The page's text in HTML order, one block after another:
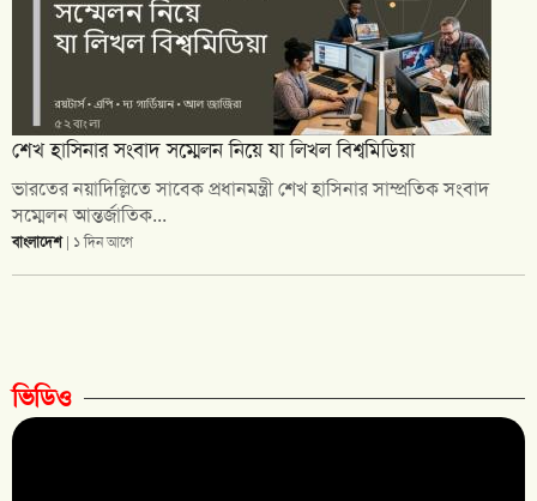
শেখ হাসিনার সংবাদ সম্মেলন নিয়ে যা লিখল বিশ্বমিডিয়া
ভারতের নয়াদিল্লিতে সাবেক প্রধানমন্ত্রী শেখ হাসিনার সাম্প্রতিক সংবাদ
সম্মেলন আন্তর্জাতিক...
বাংলাদেশ| ১ দিন আগে
ভিডিও